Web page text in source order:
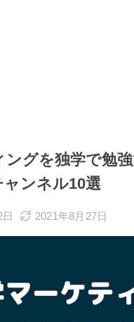
ングを独学で勉
ャンネル10選
2021年8月27日